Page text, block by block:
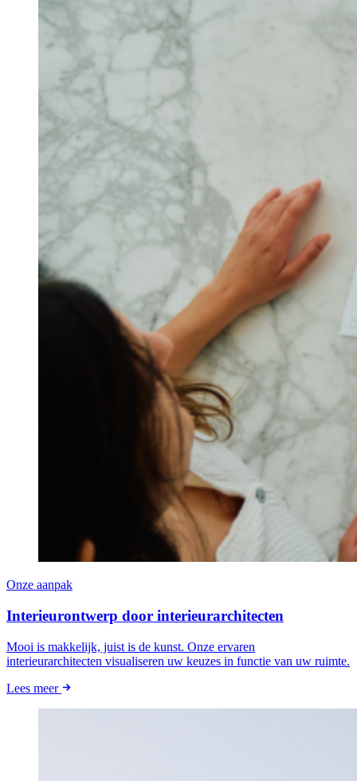
Onze aanpak
Interieurontwerp door interieurarchitecten
Mooi is makkelijk, juist is de kunst. Onze ervaren
interieurarchitecten visualiseren uw keuzes in functie van uw ruimte.
Lees meer